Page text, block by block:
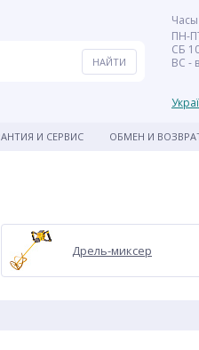
ПН-
СБ
ВС -
И СЕРВИС ОБМЕН И
Дрель-миксер